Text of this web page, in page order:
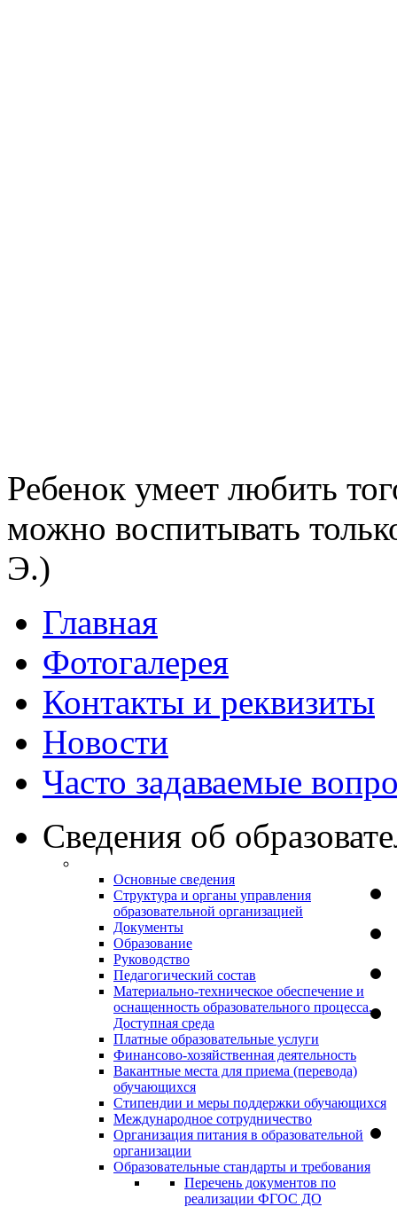
Ребенок умеет любить
можно воспитывать
Э.)
Главная
Фотогалерея
Контакты и реквизиты
Новости
Часто задаваемые
Сведения об
Основные сведения
Структура и органы управления
образовательной организацией
Документы
Образование
Руководство
Педагогический состав
Материально-техническое обеспечение и
оснащенность образовательного процесса.
Доступная среда
Платные образовательные услуги
Финансово-хозяйственная деятельность
Вакантные места для приема (перевода)
обучающихся
Стипендии и меры поддержки обучающихся
Международное сотрудничество
Организация питания в образовательной
организации
Образовательные стандарты и требования
Перечень документов по
реализации ФГОС ДО